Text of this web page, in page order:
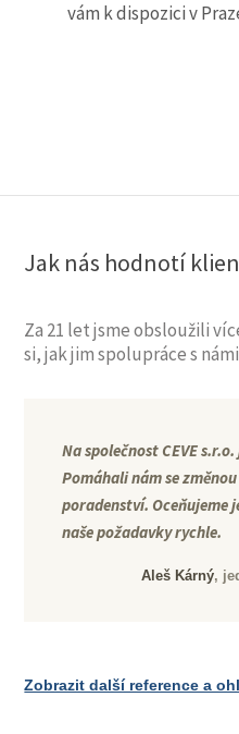
vám k dispozici v
Jak nás hodnotí
Za 21 let jsme obsloužili
si, jak jim spolupráce s
Na společnost CEVE
Pomáhali nám se
poradenství. Oceňujeme
naše požadavky rychle.
Aleš Kárný,
Zobrazit další reference a